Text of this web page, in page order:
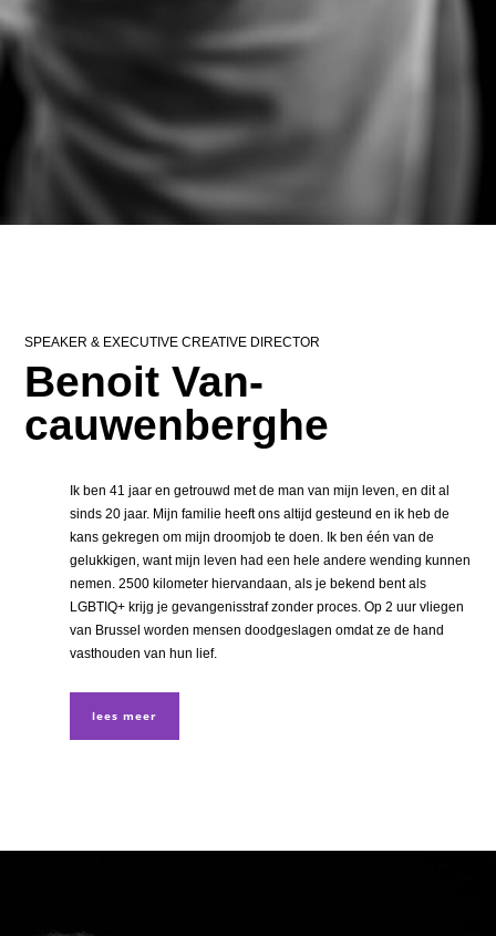
SPEAKER & EXECUTIVE CREATIVE DIRECTOR
Benoit Van-
cauwenberghe
Ik ben 41 jaar en getrouwd met de man van mijn leven, en dit al
sinds 20 jaar. Mijn familie heeft ons altijd gesteund en ik heb de
kans gekregen om mijn droomjob te doen. Ik ben één van de
gelukkigen, want mijn leven had een hele andere wending kunnen
nemen. 2500 kilometer hiervandaan, als je bekend bent als
LGBTIQ+ krijg je gevangenisstraf zonder proces. Op 2 uur vliegen
van Brussel worden mensen doodgeslagen omdat ze de hand
vasthouden van hun lief.
lees meer